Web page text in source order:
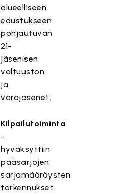
alueelliseen
edustukseen
pohjautuvan
21-
jäsenisen
valtuuston
ja
varajäsenet.
Kilpailutoiminta
-
hyväksyttiin
pääsarjojen
sarjamääräysten
tarkennukset